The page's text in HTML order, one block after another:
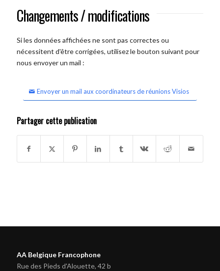
Changements / modifications
Si les données affichées ne sont pas correctes ou
nécessitent d'être corrigées, utilisez le bouton suivant pour
nous envoyer un mail :
Envoyer un mail aux coordinateurs de réunions Visios
Partager cette publication
AA Belgique Francophone
Rue des Pieds d'Alouette, 42 b